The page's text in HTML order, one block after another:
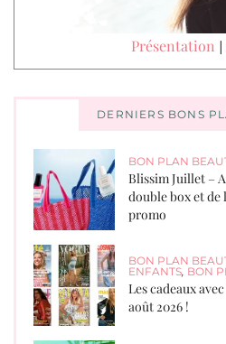
Présentation |
DERNIERS BONS
BON PLAN
Blissim Juillet –
double box et de
promo
BON PLAN
ENFANTS BON
Les cadeaux
août 2026 !